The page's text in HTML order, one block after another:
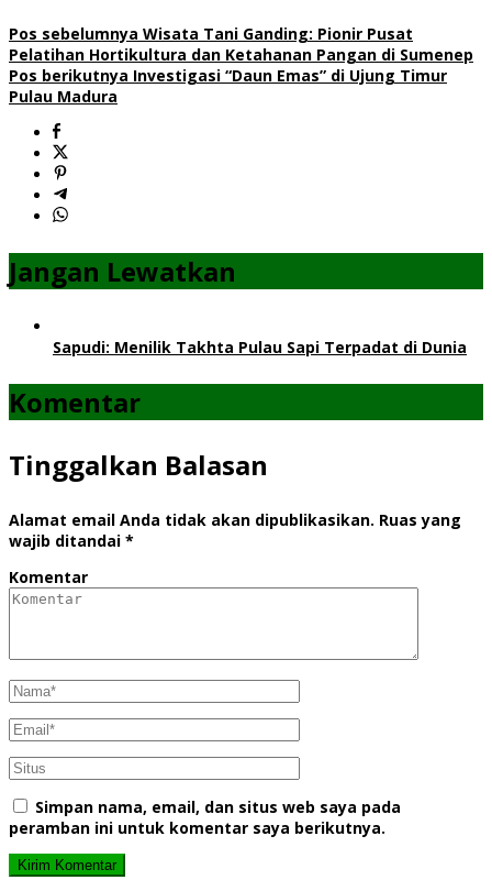
Pos sebelumnya Wisata Tani Ganding: Pionir Pusat
Pelatihan Hortikultura dan Ketahanan Pangan di Sumenep
Pos berikutnya Investigasi “Daun Emas” di Ujung Timur
Pulau Madura
Jangan Lewatkan
Sapudi: Menilik Takhta Pulau Sapi Terpadat di Dunia
Komentar
Tinggalkan Balasan
Alamat email Anda tidak akan dipublikasikan. Ruas yang
wajib ditandai *
Komentar
Simpan nama, email, dan situs web saya pada
peramban ini untuk komentar saya berikutnya.